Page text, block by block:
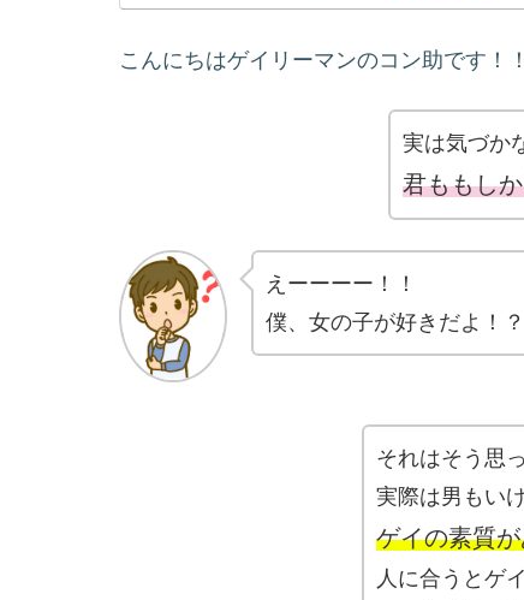
こんにちはゲイリーマンのコン助です！！
実は気づか
君ももし
えーーーー！！
僕、女の子が好きだよ！？
それはそう思
実際は男もい
ゲイの素質
人に合うとゲ